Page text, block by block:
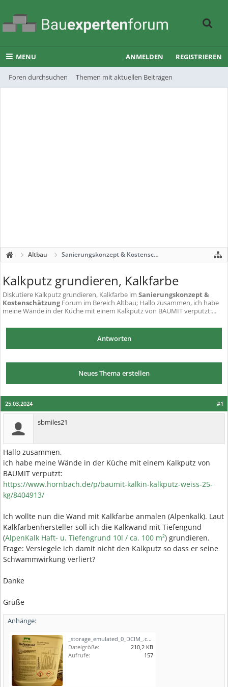
MENU
Foren durchsuchen Themen mit aktuellen Beiträgen
ANMELDEN REGISTRIEREN
Altbau Sanierungskonzept & Kostenschätzung
Kalkputz grundieren, Kalkfarbe
Diskutiere Kalkputz grundieren, Kalkfarbe im Sanierungskonzept &
Kostenschätzung Forum im Bereich Altbau; Hallo zusammen, ich habe
meine Wände in der Küche mit einem Kalkputz von BAUMIT verputzt:...
Antworten
Neues Thema erstellen
#1
25.03.2024
sbmiles21
Hallo zusammen,
ich habe meine Wände in der Küche mit einem Kalkputz von
BAUMIT verputzt:
https://www.hornbach.de/p/baumit-kalkin-kalkputz-weiss-25-
kg/8404913/
Ich wollte nun die Wand mit Kalkfarbe anmalen (Alpenkalk). Laut
Kalkfarbenhersteller soll ich die Kalkwand mit Tiefengund
(AlpenKalk Haft- u. Tiefengrund 10l / ca. 100 m²) grundieren.
Frage: Versiegele ich damit nicht den Kalkputz so dass er seine
Schwammwirkung verliert?
Danke
Grüße
Anhänge:
_storage_emulated_0_DCIM_.convert_security_files_1711392106486.jpg
Dateigröße:
210,2 KB
Aufrufe:
157